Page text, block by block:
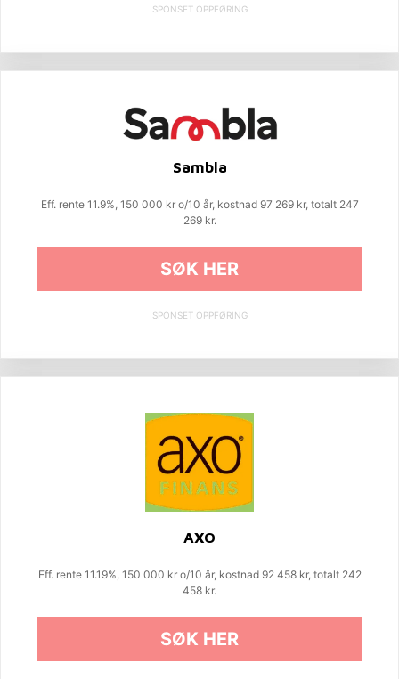
SPONSET OPPFØRING
Sambla
Eff. rente 11.9%, 150 000 kr o/10 år, kostnad 97 269 kr, totalt 247
269 kr.
SØK HER
SPONSET OPPFØRING
AXO
Eff. rente 11.19%, 150 000 kr o/10 år, kostnad 92 458 kr, totalt 242
458 kr.
SØK HER